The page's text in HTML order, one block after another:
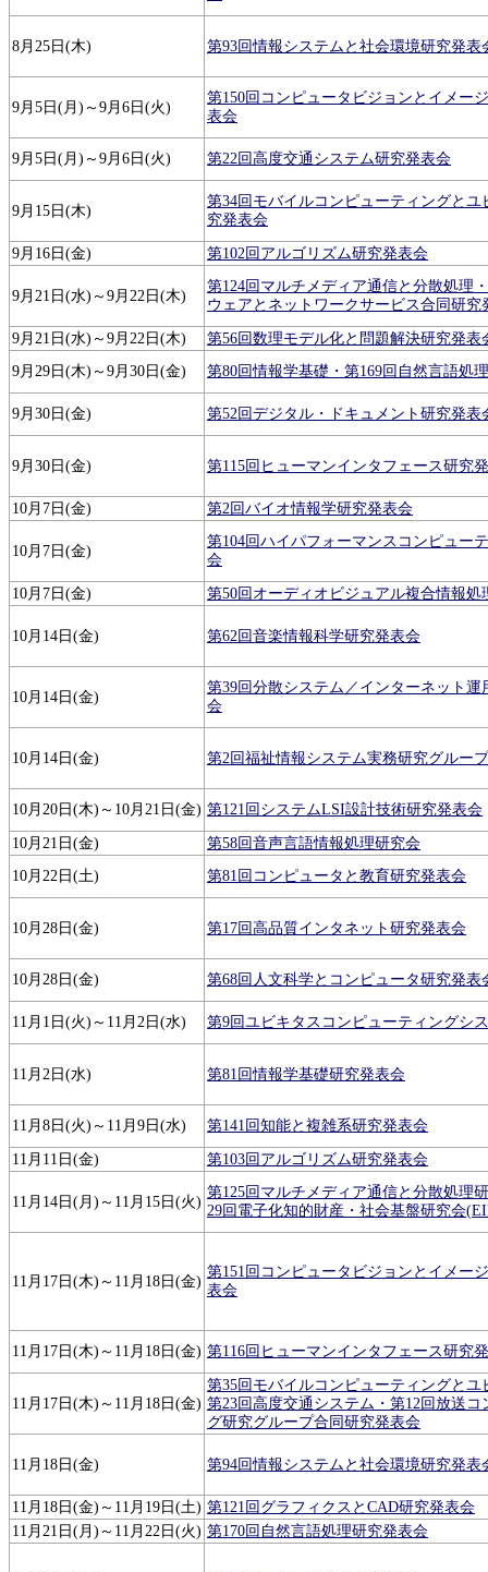
8月25日(木) 第93回情報システムと社会環境研究発表
9月5日(月)～9月6日(火)
第150回コンピュータビジョンとイメー
表会
9月5日(月)～9月6日(火) 第22回高度交通システム研究発表会
9月15日(木)
第34回モバイルコンピューティングとユ
究発表会
9月16日(金) 第102回アルゴリズム研究発表会
9月21日(水)～9月22日(木)
第124回マルチメディア通信と分散処理
ウェアとネットワークサービス合同研究
9月21日(水)～9月22日(木)
第56回数理モデル化と問題解決研究発表
9月29日(木)～9月30日(金)
第80回情報学基礎・第169回自然言語処
9月30日(金) 第52回デジタル・ドキュメント研究発表
9月30日(金) 第115回ヒューマンインタフェース研究
10月7日(金) 第2回バイオ情報学研究発表会
10月7日(金)
第104回ハイパフォーマンスコンピュー
会
10月7日(金) 第50回オーディオビジュアル複合情報処
10月14日(金) 第62回音楽情報科学研究発表会
10月14日(金)
第39回分散システム／インターネット運
会
10月14日(金) 第2回福祉情報システム実務研究グルー
10月20日(木)～10月21日(金) 第121回システムLSI設計技術研究発表会
10月21日(金)
第58回音声言語情報処理研究会
10月22日(土)
第81回コンピュータと教育研究発表会
10月28日(金) 第17回高品質インタネット研究発表会
10月28日(金) 第68回人文科学とコンピュータ研究発表
11月1日(火)～11月2日(水) 第9回ユビキタスコンピューティングシ
11月2日(水) 第81回情報学基礎研究発表会
11月8日(火)～11月9日(水) 第141回知能と複雑系研究発表会
11月11日(金) 第103回アルゴリズム研究発表会
11月14日(月)～11月15日(火)
第125回マルチメディア通信と分散処理
29回電子化知的財産・社会基盤研究会
11月17日(木)～11月18日(金)
第151回コンピュータビジョンとイメー
表会
11月17日(木)～11月18日(金) 第116回ヒューマンインタフェース研究
11月17日(木)～11月18日(金)
第35回モバイルコンピューティングとユ
第23回高度交通システム・第12回放送コ
グ研究グループ合同研究発表会
11月18日(金) 第94回情報システムと社会環境研究発表
11月18日(金)～11月19日(土) 第121回グラフィクスとCAD研究発表会
11月21日(月)～11月22日(火) 第170回自然言語処理研究発表会